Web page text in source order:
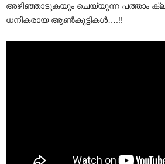
അഴിഞ്ഞാടുകയും ചെയ്യുന്ന പത്താം
ധനികരായ ആൺകുട്ടികൾ….!!